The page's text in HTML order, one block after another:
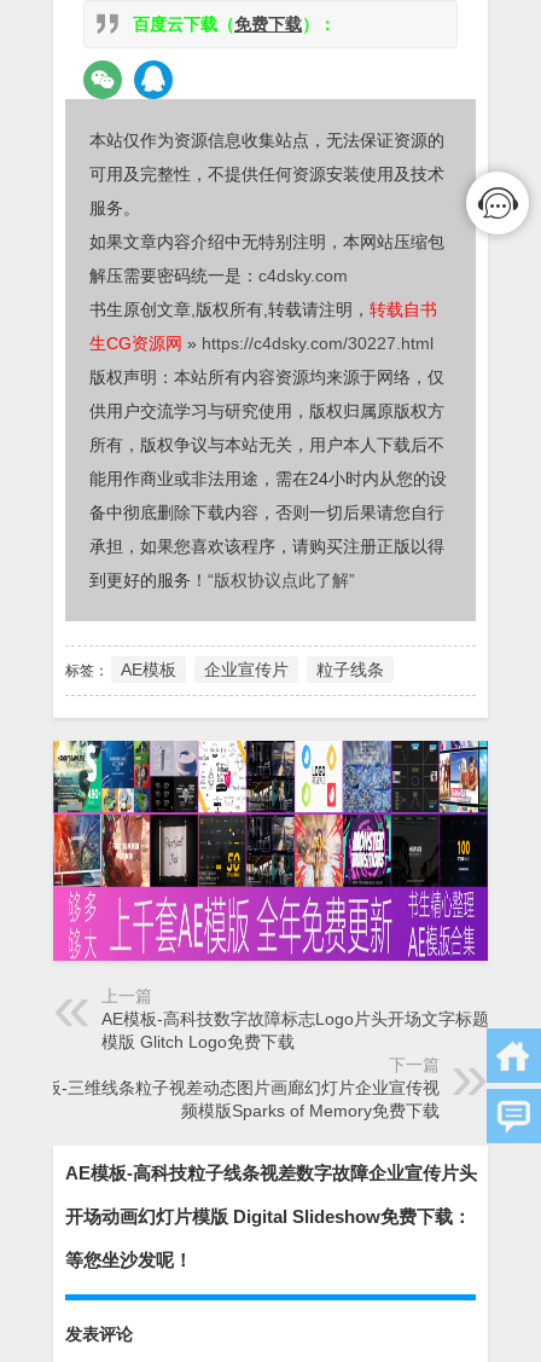
百度云下载（免费下载）：
本站仅作为资源信息收集站点，无法保证资源的
可用及完整性，不提供任何资源安装使用及技术
服务。
如果文章内容介绍中无特别注明，本网站压缩包
解压需要密码统一是： c4dsky.com
书生原创文章,版权所有,转载请注明， 转载自书
生CG资源网 » https://c4dsky.com/30227.html
版权声明：本站所有内容资源均来源于网络，仅
供用户交流学习与研究使用，版权归属原版权方
所有，版权争议与本站无关，用户本人下载后不
能用作商业或非法用途，需在24小时内从您的设
备中彻底删除下载内容，否则一切后果请您自行
承担，如果您喜欢该程序，请购买注册正版以得
到更好的服务！ “版权协议点此了解”
标签： AE模板 企业宣传片 粒子线条
上一篇
AE模板-高科技数字故障标志Logo片头开场文字标题动画
模版 Glitch Logo免费下载
下一篇
AE模板-三维线条粒子视差动态图片画廊幻灯片企业宣传视
频模版Sparks of Memory免费下载
AE模板-高科技粒子线条视差数字故障企业宣传片头
开场动画幻灯片模版 Digital Slideshow免费下载：
等您坐沙发呢！
发表评论